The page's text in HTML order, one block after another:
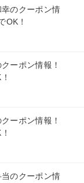
幸のクーポン情
OK！
ーポン情報！
ーポン情報！
当のクーポン情